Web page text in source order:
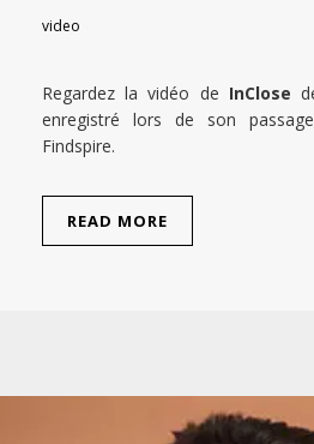
video
Regardez la vidéo de InClose
enregistré lors de son
Findspire.
READ MORE